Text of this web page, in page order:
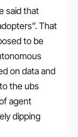
said that
That
to be
on data and
the ubs
agent
dipping